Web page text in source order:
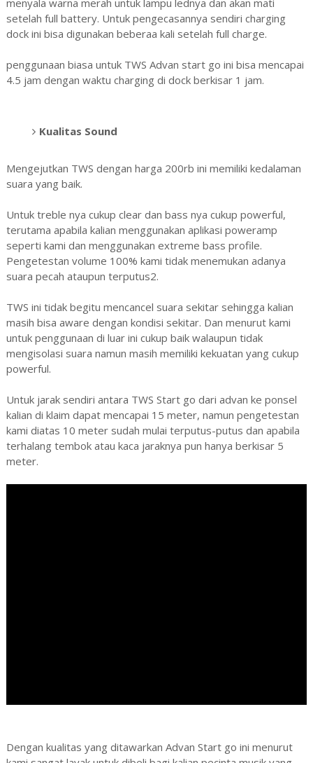
setelah full battery. Untuk pengecasannya sendiri charging
dock ini bisa digunakan beberaa kali setelah full charge.
penggunaan biasa untuk TWS Advan start go ini bisa mencapai
4.5 jam dengan waktu charging di dock berkisar 1 jam.
Kualitas Sound
Mengejutkan TWS dengan harga 200rb ini memiliki kedalaman
suara yang baik.
Untuk treble nya cukup clear dan bass nya cukup powerful,
terutama apabila kalian menggunakan aplikasi poweramp
seperti kami dan menggunakan extreme bass profile.
Pengetestan volume 100% kami tidak menemukan adanya
suara pecah ataupun terputus2.
TWS ini tidak begitu mencancel suara sekitar sehingga kalian
masih bisa aware dengan kondisi sekitar. Dan menurut kami
untuk penggunaan di luar ini cukup baik walaupun tidak
mengisolasi suara namun masih memiliki kekuatan yang cukup
powerful.
Untuk jarak sendiri antara TWS Start go dari advan ke ponsel
kalian di klaim dapat mencapai 15 meter, namun pengetestan
kami diatas 10 meter sudah mulai terputus-putus dan apabila
terhalang tembok atau kaca jaraknya pun hanya berkisar 5
meter.
Dengan kualitas yang ditawarkan Advan Start go ini menurut